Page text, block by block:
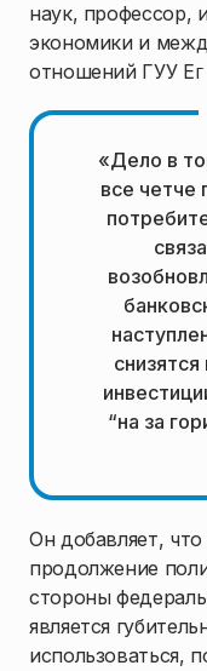
наук, профессор,
экономики и
отношений ГУУ
«Дело в
все четче
“на за
Он добавляет,
продолжение
стороны
является
использоваться,